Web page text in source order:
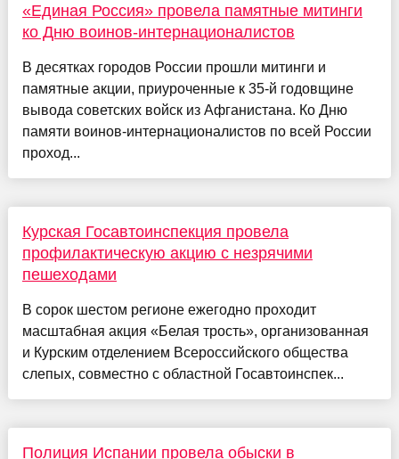
«Единая Россия» провела памятные митинги
ко Дню воинов-интернационалистов
В десятках городов России прошли митинги и
памятные акции, приуроченные к 35-й годовщине
вывода советских войск из Афганистана. Ко Дню
памяти воинов-интернационалистов по всей России
проход...
Курская Госавтоинспекция провела
профилактическую акцию с незрячими
пешеходами
В сорок шестом регионе ежегодно проходит
масштабная акция «Белая трость», организованная
и Курским отделением Всероссийского общества
слепых, совместно с областной Госавтоинспек...
Полиция Испании провела обыски в